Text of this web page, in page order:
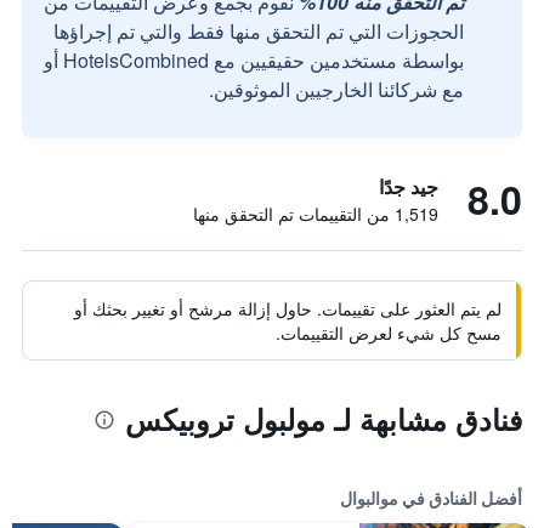
الحجوزات التي تم التحقق منها فقط والتي تم إجراؤها
بواسطة مستخدمين حقيقيين مع HotelsCombined أو
مع شركائنا الخارجيين الموثوقين.
8.0 جيد جدًا
1,519 من التقييمات تم التحقق منها
لم يتم العثور على تقييمات. حاول إزالة مرشح أو تغيير بحثك أو
مسح كل شيء لعرض التقييمات.
فنادق مشابهة لـ مولبول تروبيكس
أفضل الفنادق في موالبوال